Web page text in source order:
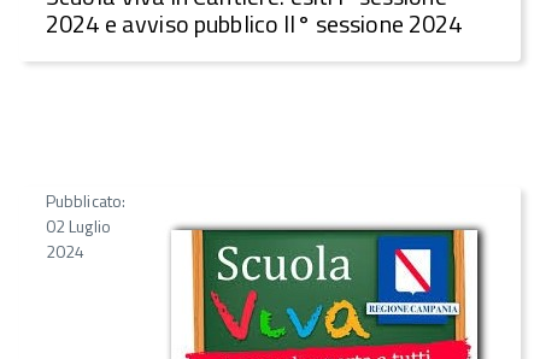
2024 e avviso pubblico II° sessione 2024
Pubblicato:
02 Luglio
2024